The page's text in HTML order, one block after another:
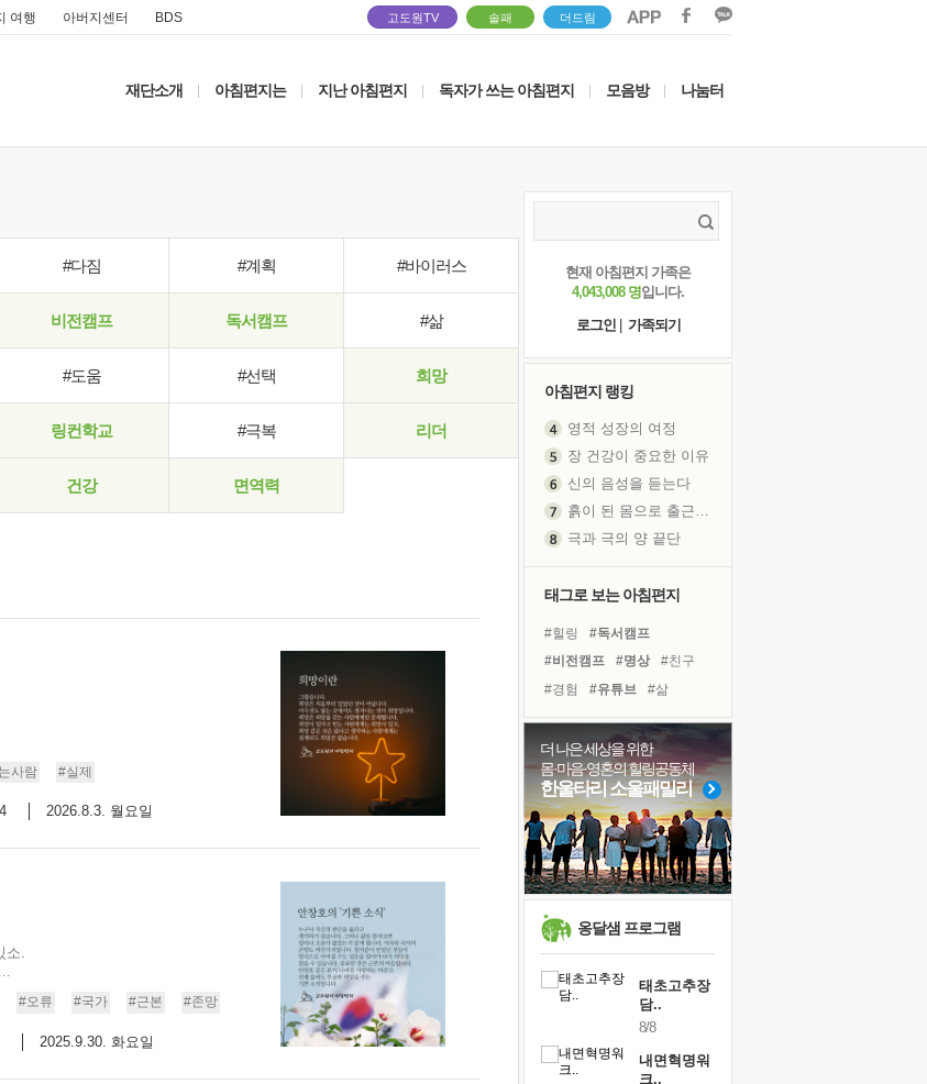
여행 아버지센터 BDS 고도원TV 솔패 더드림
재단소개 아침편지는 지난 아침편지 독자가 쓰는 아침편지 모음방 나눔터
#다짐 #계획 #바이러스
비전캠프 독서캠프 #삶
#도움 #선택 희망
링컨학교 #극복 리더
건강 면역력
사람 #실제
4 2026.8.3. 월요일
소.
#오류 #국가 #근본 #존망
2025.9.30. 화요일
현재 아침편지 가족은
4,043,008 명입니다.
로그인
가족되기
아침편지 랭킹
영적 성장의 여정
장 건강이 중요한 이유
신의 음성을 듣는다
흙이 된 몸으로 출근하는 여자
극과 극의 양 끝단
아픈 아버지를 위한 공간 설계
보고 싶은 어머니
유년 시절의 부산 영도 바다
못된 꼰대들
거울 속의 나
희망이란
'모른다'는 것
귀를 열고 마음을 내어주고
태그로 보는 아침편지
#힐링
#독서캠프
#비전캠프
#명상
#친구
#경험
#유튜브
#삶
#다짐
#바이러스
#리더
#선택
#극복
#위기
#도움
#사람
#건강
#아이들
#독서
#링컨학교
#희망
더 나은 세상을 위한
몸·마음·영혼의 힐링공동체
한울타리 소울패밀리
옹달샘 프로그램
9/24~9/26
스..
태초고추장
담..
8/8
내면혁명워
크..